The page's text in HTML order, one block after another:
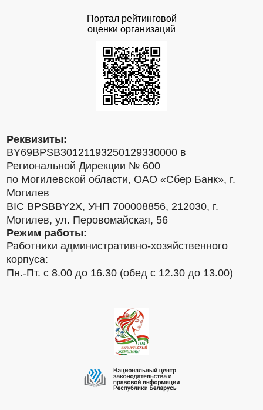
Портал рейтинговой
оценки организаций
Реквизиты:
BY69BPSB30121193250129330000 в
Региональной Дирекции № 600
по Могилевской области, ОАО «Сбер Банк», г.
Могилев
BIC BPSBBY2X, УНП 700008856, 212030, г.
Могилев, ул. Перовомайская, 56
Режим работы:
Работники административно-хозяйственного
корпуса:
Пн.-Пт. с 8.00 до 16.30 (обед с 12.30 до 13.00)